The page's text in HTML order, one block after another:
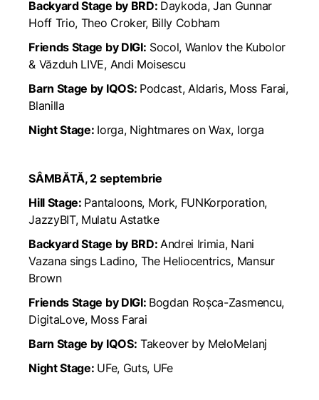
Backyard Stage by BRD: Daykoda, Jan Gunnar
Hoff Trio, Theo Croker, Billy Cobham
Friends Stage by DIGI: Socol, Wanlov the Kubolor
& Văzduh LIVE, Andi Moisescu
Barn Stage by IQOS: Podcast, Aldaris, Moss Farai,
Blanilla
Night Stage: Iorga, Nightmares on Wax, Iorga
SÂMBĂTĂ, 2 septembrie
Hill Stage: Pantaloons, Mork, FUNKorporation,
JazzyBIT, Mulatu Astatke
Backyard Stage by BRD: Andrei Irimia, Nani
Vazana sings Ladino, The Heliocentrics, Mansur
Brown
Friends Stage by DIGI: Bogdan Roșca-Zasmencu,
DigitaLove, Moss Farai
Barn Stage by IQOS: Takeover by MeloMelanj
Night Stage: UFe, Guts, UFe